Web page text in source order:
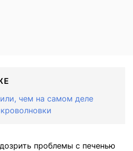
чем на самом деле
проблемы с печенью